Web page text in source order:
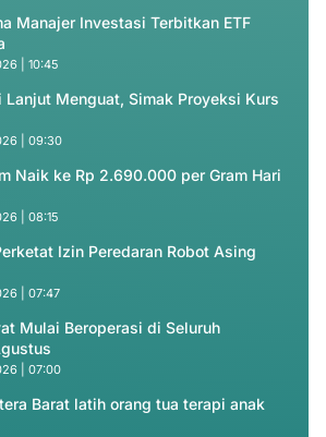
Manajer Investasi Terbitkan ETF
| 10:45
Lanjut Menguat, Simak Proyeksi Kurs
| 09:30
Naik ke Rp 2.690.000 per Gram Hari
| 08:15
Izin Peredaran Robot Asing
| 07:47
Mulai Beroperasi di Seluruh
| 07:00
Barat latih orang tua terapi anak